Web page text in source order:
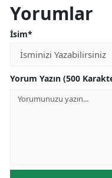
Yorumlar
İsim*
Yorum Yazın (500